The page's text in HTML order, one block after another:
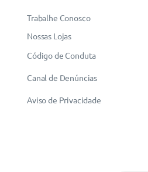
Trabalhe Conosco
Nossas Lojas
Código de Conduta
Canal de Denúncias
Aviso de Privacidade